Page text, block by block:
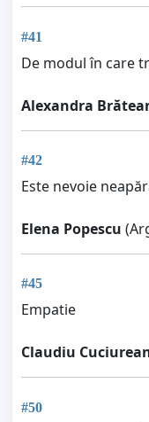
#41
De modul în care
Alexandra
#42
Este nevoie
Elena Popescu
#45
Empatie
Claudiu
#50